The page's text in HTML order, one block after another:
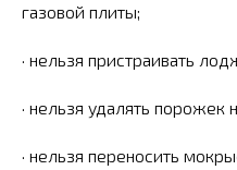
газовой плиты;
· нельзя пристраивать
· нельзя удалять
· нельзя переносить